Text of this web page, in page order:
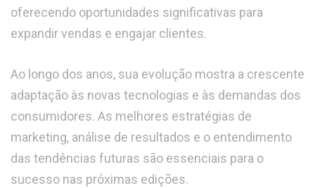
oferecendo oportunidades significativas para
expandir vendas e engajar clientes.
Ao longo dos anos, sua evolução mostra a crescente
adaptação às novas tecnologias e às demandas dos
consumidores. As melhores estratégias de
marketing, análise de resultados e o entendimento
das tendências futuras são essenciais para o
sucesso nas próximas edições.